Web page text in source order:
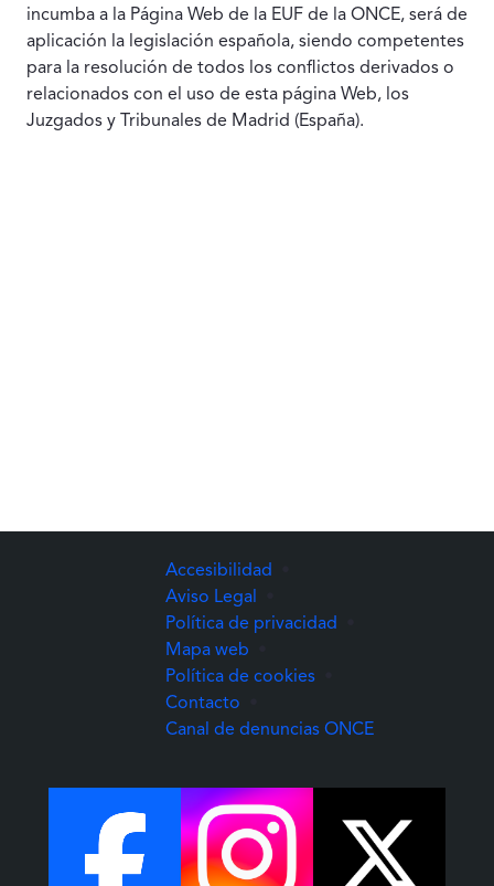
incumba a la Página Web de la EUF de la ONCE, será de
aplicación la legislación española, siendo competentes
para la resolución de todos los conflictos derivados o
relacionados con el uso de esta página Web, los
Juzgados y Tribunales de Madrid (España).
Accesibilidad
Aviso Legal
Política de privacidad
Mapa web
Política de cookies
Contacto
Canal de denuncias ONCE(Abre una